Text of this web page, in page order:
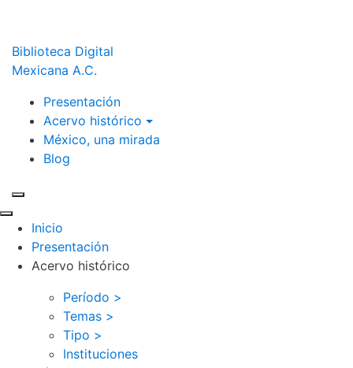
Biblioteca Digital
Mexicana A.C.
Presentación
Acervo histórico
México, una mirada
Blog
Inicio
Presentación
Acervo histórico
Período >
Temas >
Tipo >
Instituciones